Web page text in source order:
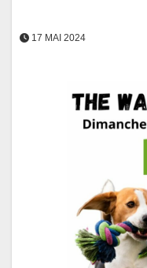
17 MAI 2024